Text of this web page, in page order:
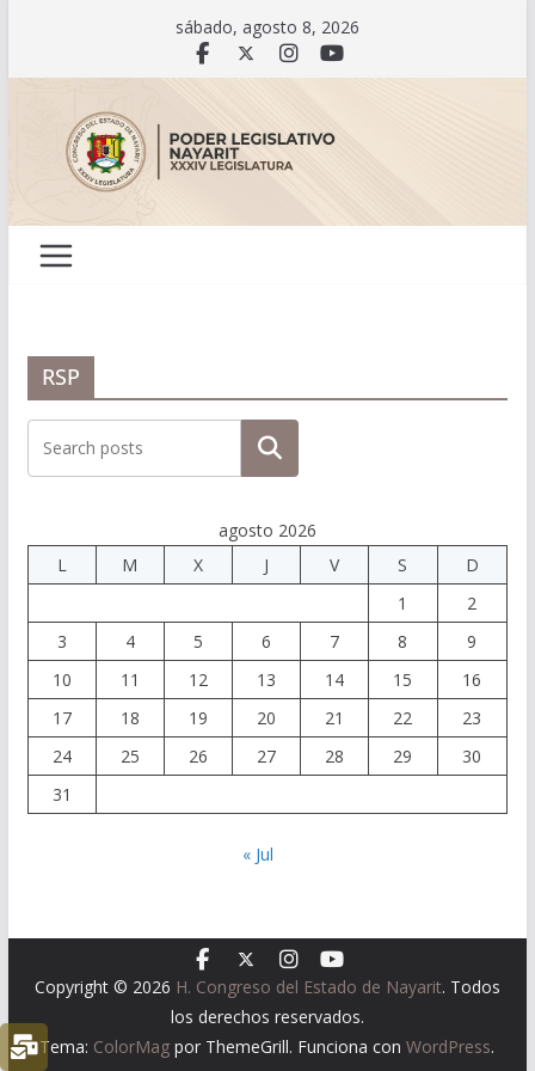
contenido
sábado, agosto 8, 2026
RSP
Buscar
agosto 2026
L
M X J V S
D
1
2
3
4 5 6 7 8
9
10
11 12 13 14 15
16
17
18 19 20 21 22
23
24
25 26 27 28 29
30
31
« Jul
Copyright © 2026 H. Congreso del Estado de Nayarit. Todos
los derechos reservados.
Tema: ColorMag por ThemeGrill. Funciona conWordPress.